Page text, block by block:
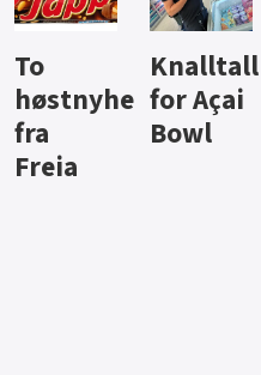
Knalltall
for Açai
Bowl
Aass vil
bli
førstevalg